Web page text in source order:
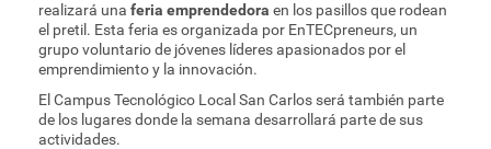
realizará una feria emprendedora en los pasillos que rodean
el pretil. Esta feria es organizada por EnTECpreneurs, un
grupo voluntario de jóvenes líderes apasionados por el
emprendimiento y la innovación.
El Campus Tecnológico Local San Carlos será también parte
de los lugares donde la semana desarrollará parte de sus
actividades.